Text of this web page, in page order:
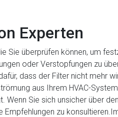
Experten
Sie überprüfen können, um
oder Verstopfungen zu
dass der Filter nicht mehr
aus Ihrem HVAC-
Sie sich unsicher über
zu